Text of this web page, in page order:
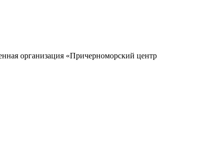
организация «Причерноморский центр